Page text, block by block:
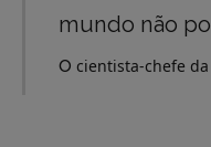
mundo não
o cientista-chefe